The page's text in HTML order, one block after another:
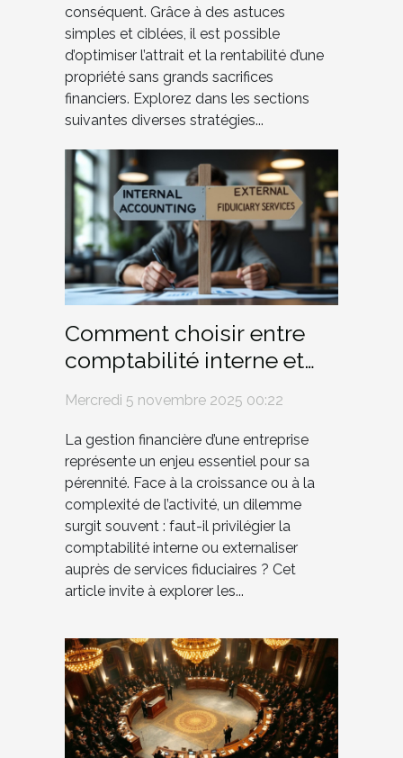
conséquent. Grâce à des astuces
simples et ciblées, il est possible
d’optimiser l’attrait et la rentabilité d’une
propriété sans grands sacrifices
financiers. Explorez dans les sections
suivantes diverses stratégies...
Comment choisir entre
comptabilité interne et
services fiduciaires
externes ?
Mercredi 5 novembre 2025 00:22
La gestion financière d’une entreprise
représente un enjeu essentiel pour sa
pérennité. Face à la croissance ou à la
complexité de l’activité, un dilemme
surgit souvent : faut-il privilégier la
comptabilité interne ou externaliser
auprès de services fiduciaires ? Cet
article invite à explorer les...